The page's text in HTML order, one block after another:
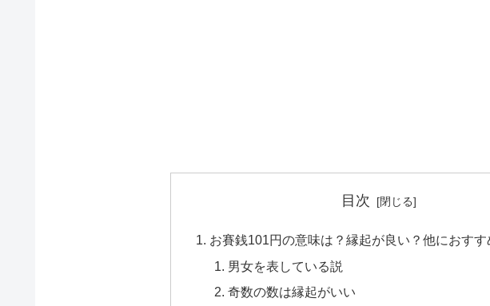
目次
お賽銭101円の意味は？縁起が良い？他におすす
男女を表している説
奇数の数は縁起がいい